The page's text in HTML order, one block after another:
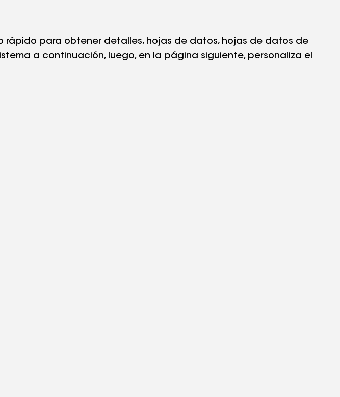
rápido para obtener detalles, hojas de datos, hojas de datos de
a continuación, luego, en la página siguiente, personaliza el